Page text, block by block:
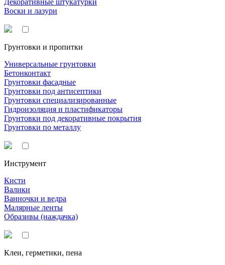
Декоративные штукатурки
Воски и лазури
Грунтовки и пропитки
Универсальные грунтовки
Бетонконтакт
Грунтовки фасадные
Грунтовки под антисептики
Грунтовки специализированные
Гидроизоляция и пластификаторы
Грунтовки под декоративные покрытия
Грунтовки по металлу
Инструмент
Кисти
Валики
Ванночки и ведра
Малярные ленты
Образивы (наждачка)
Клеи, герметики, пена